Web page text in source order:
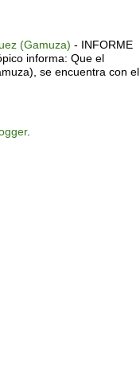
(Gamuza) - INFORME
informa: Que el
se encuentra con el
.